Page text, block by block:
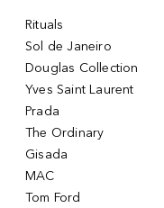
Rituals
Sol de Janeiro
Douglas Collection
Yves Saint Laurent
Prada
The Ordinary
Gisada
MAC
Tom Ford